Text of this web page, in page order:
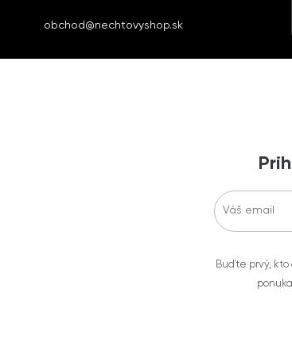
obchod@nechtovyshop.sk
Buďte prvý,